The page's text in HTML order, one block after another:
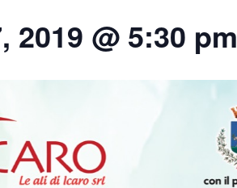
2019 @ 5:30 pm